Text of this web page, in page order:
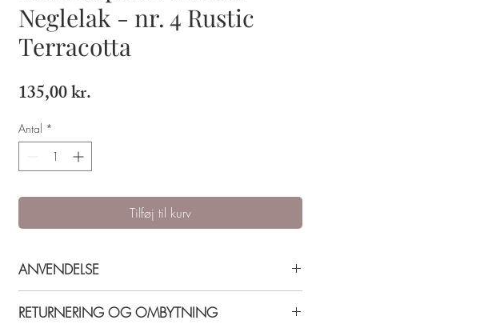
Neglelak - nr. 4 Rustic
Terracotta
135,00 kr.
Antal *
Tilføj til kurv
ANVENDELSE
base coat, 2 lag farve og slut af med top coat.
RETURNERING OG OMBYTNING